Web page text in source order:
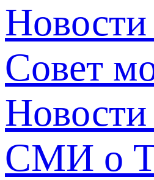
Совет
СМИ о